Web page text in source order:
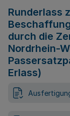
Runderlass
durch die
Nordrhein-
Erlass)